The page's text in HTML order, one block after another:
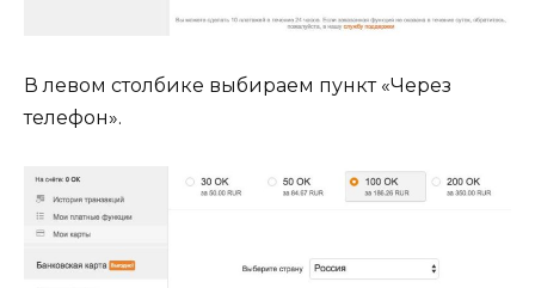
В левом столбике выбираем пункт «Через
телефон».